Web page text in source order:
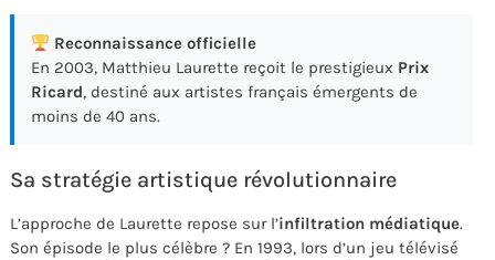
Reconnaissance officielle
En 2003, Matthieu Laurette reçoit le prestigieux Prix
Ricard, destiné aux artistes français émergents de
moins de 40 ans.
Sa stratégie artistique révolutionnaire
L’approche de Laurette repose sur l’infiltration médiatique.
Son épisode le plus célèbre ? En 1993, lors d’un jeu télévisé